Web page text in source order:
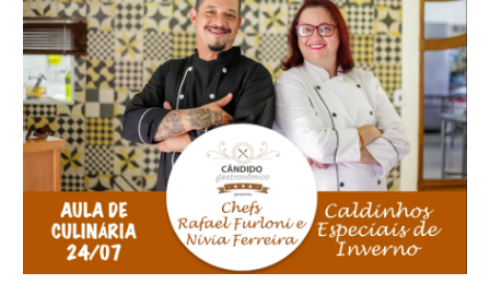
DAS
OFICINAS
TRAZEM
RECEITAS
PARA
AQUECER
O
INVERNO